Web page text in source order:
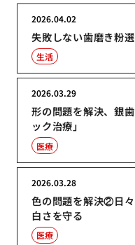
失敗しない歯磨き粉
2026.04.02
生活
形の問題を解決、銀
ック治療」
2026.03.29
医療
色の問題を解決②日々
白さを守る
2026.03.28
医療